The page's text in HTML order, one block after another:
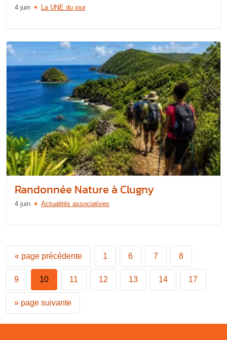
4 juin La UNE du jour
Randonnée Nature à Clugny
4 juin Actualités associatives
« page précédente 1 6 7 8
9 10 11 12 13 14 17
» page suivante